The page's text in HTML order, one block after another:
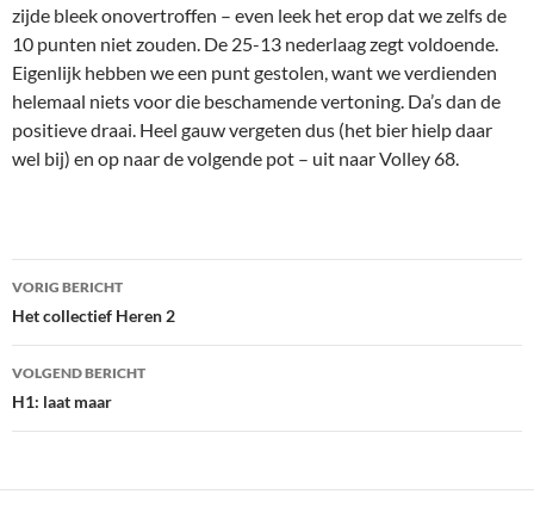
zijde bleek onovertroffen – even leek het erop dat we zelfs de
10 punten niet zouden. De 25-13 nederlaag zegt voldoende.
Eigenlijk hebben we een punt gestolen, want we verdienden
helemaal niets voor die beschamende vertoning. Da’s dan de
positieve draai. Heel gauw vergeten dus (het bier hielp daar
wel bij) en op naar de volgende pot – uit naar Volley 68.
Bericht
navigatie
VORIG BERICHT
Het collectief Heren 2
VOLGEND BERICHT
H1: laat maar